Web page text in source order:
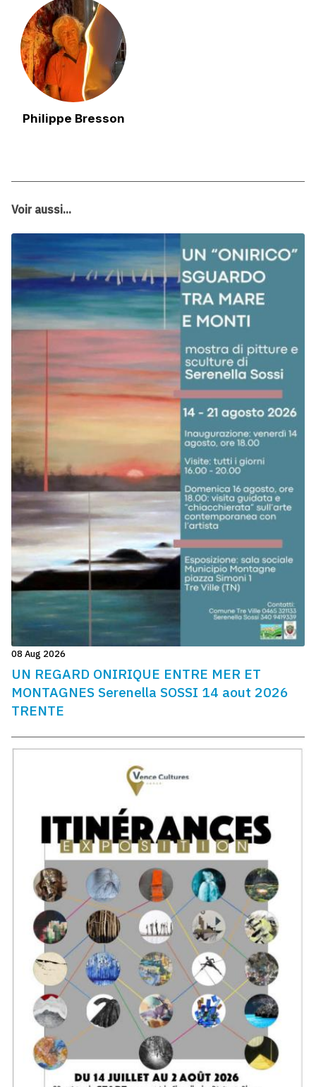
Philippe Bresson
Voir aussi...
08 Aug 2026
UN REGARD ONIRIQUE ENTRE MER ET
MONTAGNES Serenella SOSSI 14 aout 2026
TRENTE